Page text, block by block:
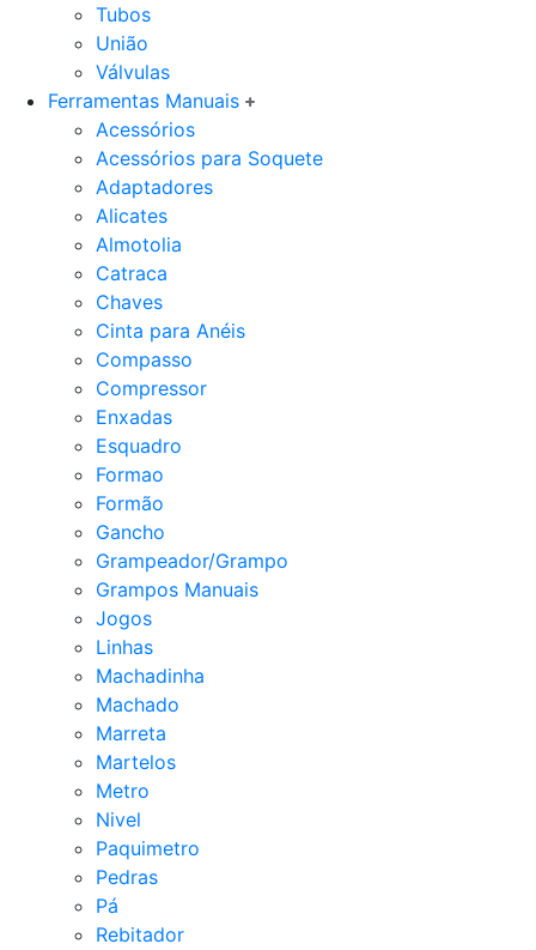
Tubos
União
Válvulas
Ferramentas Manuais
Acessórios
Acessórios para Soquete
Adaptadores
Alicates
Almotolia
Catraca
Chaves
Cinta para Anéis
Compasso
Compressor
Enxadas
Esquadro
Formao
Formão
Gancho
Grampeador/Grampo
Grampos Manuais
Jogos
Linhas
Machadinha
Machado
Marreta
Martelos
Metro
Nivel
Paquimetro
Pedras
Pá
Rebitador